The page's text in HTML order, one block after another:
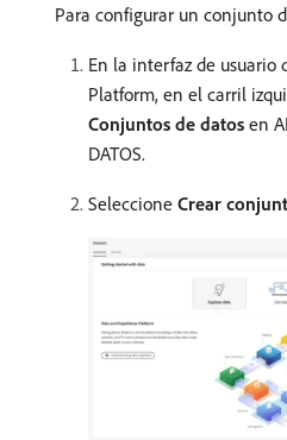
Para configurar un conjunto
En la interfaz de usuario
Platform, en el carril
Conjuntos de datos en
DATOS.
Seleccione Crear